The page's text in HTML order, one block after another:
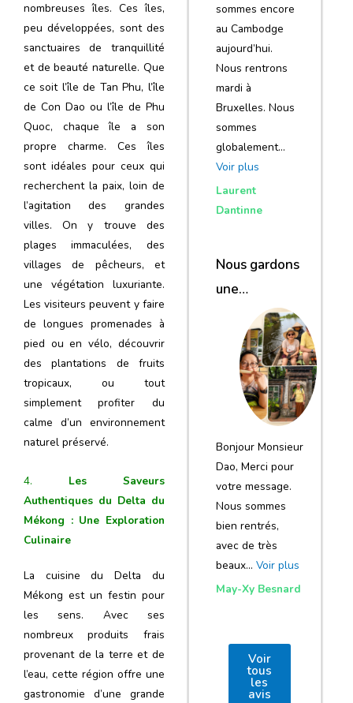
nombreuses îles. Ces îles,
peu développées, sont des
sanctuaires de tranquillité
et de beauté naturelle. Que
ce soit l’île de Tan Phu, l’île
de Con Dao ou l’île de Phu
Quoc, chaque île a son
propre charme. Ces îles
sont idéales pour ceux qui
recherchent la paix, loin de
l’agitation des grandes
villes. On y trouve des
plages immaculées, des
villages de pêcheurs, et
une végétation luxuriante.
Les visiteurs peuvent y faire
de longues promenades à
pied ou en vélo, découvrir
des plantations de fruits
tropicaux, ou tout
simplement profiter du
calme d’un environnement
naturel préservé.
4. Les Saveurs
Authentiques du Delta du
Mékong : Une Exploration
Culinaire
La cuisine du Delta du
Mékong est un festin pour
les sens. Avec ses
nombreux produits frais
provenant de la terre et de
l’eau, cette région offre une
gastronomie d’une grande
sommes encore
au Cambodge
aujourd’hui.
Nous rentrons
mardi à
Bruxelles. Nous
sommes
globalement…
Voir plus
Laurent
Dantinne
Nous gardons
une
excellente
impression de
notre voyage
et de votre
agence
Bonjour Monsieur
Dao, Merci pour
votre message.
Nous sommes
bien rentrés,
avec de très
beaux… Voir plus
May-Xy Besnard
Voir
tous
les
avis